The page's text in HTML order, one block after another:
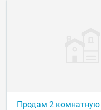
Продам 2 комнатную